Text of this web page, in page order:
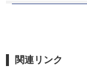
関連リンク